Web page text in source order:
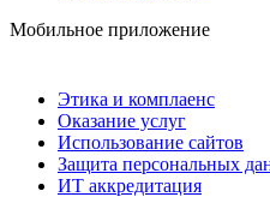
Мобильное приложение
Этика и комплаенс
Оказание услуг
Использование сайтов
Защита персональных
ИТ аккредитация